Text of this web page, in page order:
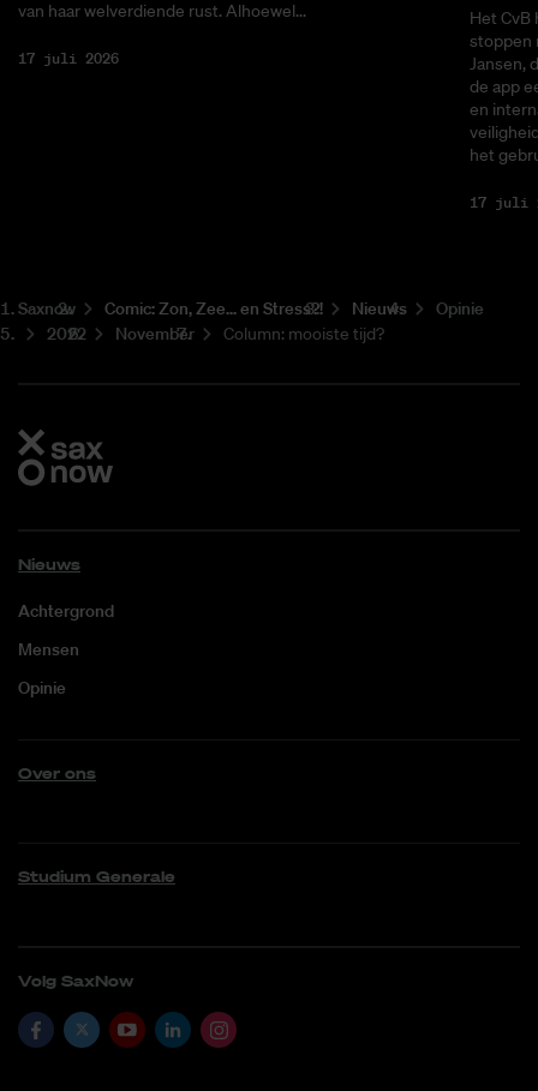
van haar welverdiende rust. Alhoewel...
17 juli 2026
Het CvB
stoppen
Jansen,
de app
en
het
17 juli
Saxnow Co­mic: Zon, Zee... en Stress?! Nieuws
Opinie
2022
November Column: mooiste tijd?
Nieuws
Achtergrond
Mensen
Opinie
Over ons
Studium Generale
Volg SaxNow